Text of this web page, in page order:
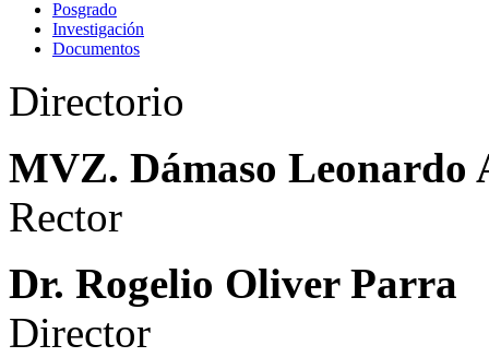
Posgrado
Investigación
Documentos
Directorio
MVZ. Dámaso Leonardo
Rector
Dr. Rogelio Oliver Parra
Director